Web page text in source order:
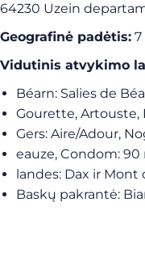
64230 Uzein
Geografinė padėtis: 7
Vidutinis atvykimo
Béarn: Salies de
Gourette, Artouste,
Gers: Aire/Adour,
eauze, Condom: 90
landes: Dax ir Mont
Baskų pakrantė: